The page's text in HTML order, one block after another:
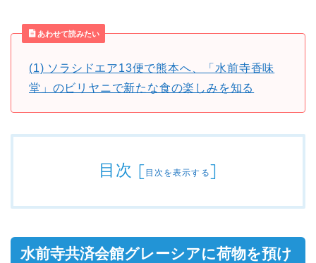
あわせて読みたい
(1) ソラシドエア13便で熊本へ、「水前寺香味
堂」のビリヤニで新たな食の楽しみを知る
目次 [目次を表示する]
水前寺共済会館グレーシアに荷物を預け